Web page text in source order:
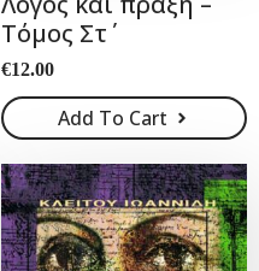
Τόμος Στ΄
€12.00
Add To Cart